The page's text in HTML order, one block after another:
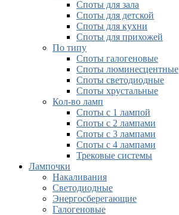
Споты для зала
Споты для детской
Споты для кухни
Споты для прихожей
По типу
Споты галогеновые
Споты люминесцентные
Споты светодиодные
Споты хрустальные
Кол-во ламп
Споты с 1 лампой
Споты с 2 лампами
Споты с 3 лампами
Споты с 4 лампами
Трековые системы
Лампочки
Накаливания
Светодиодные
Энергосберегающие
Галогеновые